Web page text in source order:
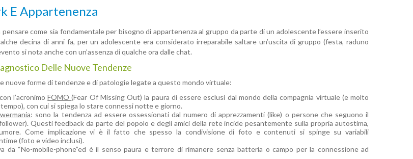
E Appartenenza
come sia fondamentale per bisogno di appartenenza al gruppo da parte di un adolescente l’essere inserito
decina di anni fa, per un adolescente era considerato irreparabile saltare un’uscita di gruppo (festa, raduno
si nota anche con un’assenza di qualche ora dalle chat.
Delle Nuove Tendenze
nuove forme di tendenze e di patologie legate a questo mondo virtuale:
l’acronimoFOMO(Fear Of Missing Out) la paura di essere esclusi dal mondo della compagnia virtuale (e molto
con cui si spiega lo stare connessi notte e giorno.
: sono la tendenza ad essere ossessionati dal numero di apprezzamenti (like) o persone che seguono il
Questi feedback da parte del popolo e degli amici della rete incide pesantemente sulla propria autostima,
Come implicazione vi è il fatto che spesso la condivisione di foto e contenuti si spinge su variabili
(foto e video inclusi).
da “No-mobile-phone”ed è il senso paura e terrore di rimanere senza batteria o campo per la connessione ad